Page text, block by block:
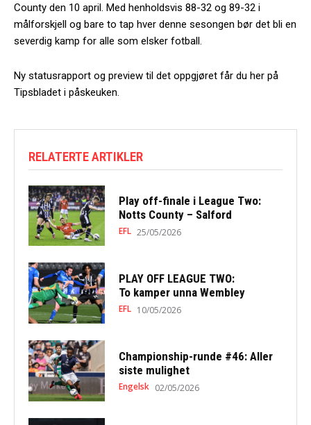
County den 10 april. Med henholdsvis 88-32 og 89-32 i
målforskjell og bare to tap hver denne sesongen bør det bli en
severdig kamp for alle som elsker fotball.
Ny statusrapport og preview til det oppgjøret får du her på
Tipsbladet i påskeuken.
RELATERTE ARTIKLER
Play off-finale i League Two:
Notts County – Salford
EFL 25/05/2026
PLAY OFF LEAGUE TWO:
To kamper unna Wembley
EFL 10/05/2026
Championship-runde #46: Aller
siste mulighet
Engelsk 02/05/2026